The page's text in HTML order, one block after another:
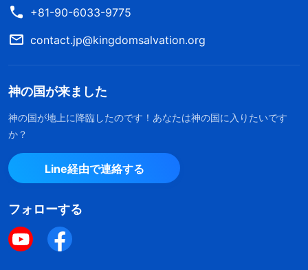
+81-90-6033-9775
contact.jp@kingdomsalvation.org
神の国が来ました
神の国が地上に降臨したのです！あなたは神の国に入りたいです
か？
Line経由で連絡する
フォローする